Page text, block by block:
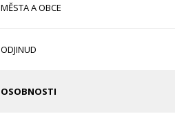
MĚSTA A OBCE
ODJINUD
OSOBNOSTI